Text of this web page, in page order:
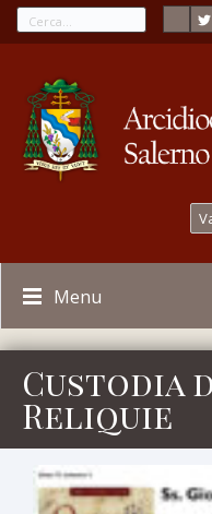
Menu
Custodia
Reliquie